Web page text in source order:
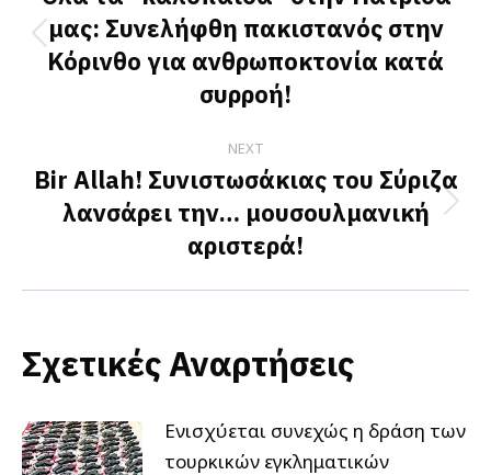
Previous
post:
μας: Συνελήφθη πακιστανός στην
Κόρινθο για ανθρωποκτονία κατά
συρροή!
NEXT
Next
post:
Bir Allah! Συνιστωσάκιας του Σύριζα
λανσάρει την… μουσουλμανική
αριστερά!
Σχετικές Αναρτήσεις
Ενισχύεται συνεχώς η δράση των
τουρκικών εγκληματικών